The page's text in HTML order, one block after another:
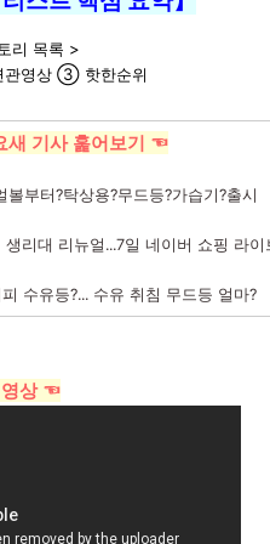
리 목록 >
영상 ③ 핫한순위
새 기사 훑어보기 ☜
부터?탁상용?무드등?가습기?출시
리대 리뉴얼...7일 네이버 쇼핑 라이
수유등?... 수유 취침 무드등 얼마?
상 ☜